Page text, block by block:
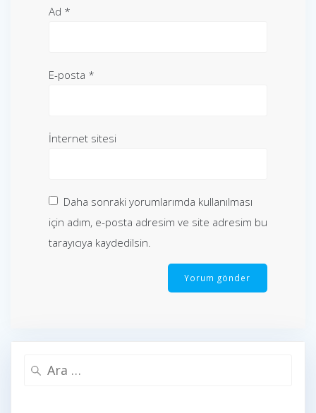
Ad *
E-posta *
İnternet sitesi
Daha sonraki yorumlarımda kullanılması
için adım, e-posta adresim ve site adresim bu
tarayıcıya kaydedilsin.